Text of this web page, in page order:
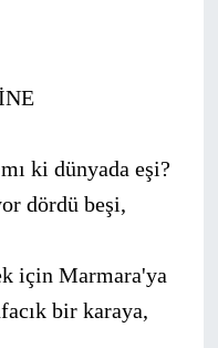
ki dünyada eşi?
dördü beşi,
için Marmara'ya
bir karaya,